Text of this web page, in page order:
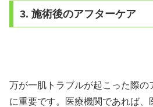
3. 施術後のアフターケア
万が一肌トラブルが起こった際の
に重要です。医療機関であれば、